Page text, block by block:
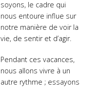
soyons, le cadre qui
nous entoure influe sur
notre manière de voir la
vie, de sentir et d’agir.
Pendant ces vacances,
nous allons vivre à un
autre rythme ; essayons